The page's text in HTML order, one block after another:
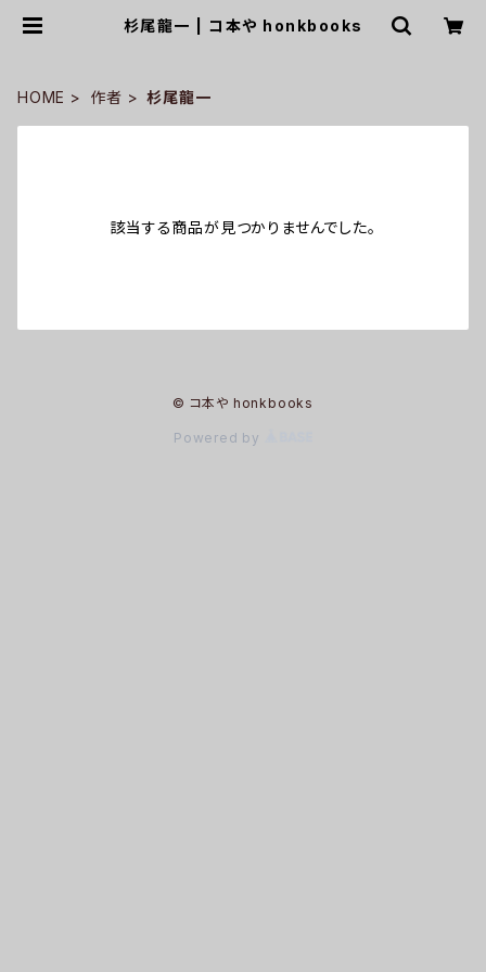
杉尾龍一 | コ本や honkbooks
HOME 作者 杉尾龍一
該当する商品が見つかりませんでした。
© コ本や honkbooks
Powered by